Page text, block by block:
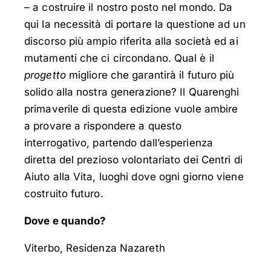
– a costruire il nostro posto nel mondo. Da
qui la necessità di portare la questione ad un
discorso più ampio riferita alla società ed ai
mutamenti che ci circondano. Qual è il
progettomigliore che garantirà il futuro più
solido alla nostra generazione? Il Quarenghi
primaverile di questa edizione vuole ambire
a provare a rispondere a questo
interrogativo, partendo dall’esperienza
diretta del prezioso volontariato dei Centri di
Aiuto alla Vita, luoghi dove ogni giorno viene
costruito futuro.
Dove e quando?
Viterbo, Residenza Nazareth